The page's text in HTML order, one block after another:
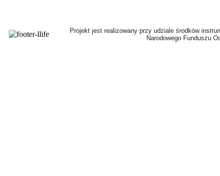
Projekt jest realizowany przy udziale środków
Narodowego Funduszu